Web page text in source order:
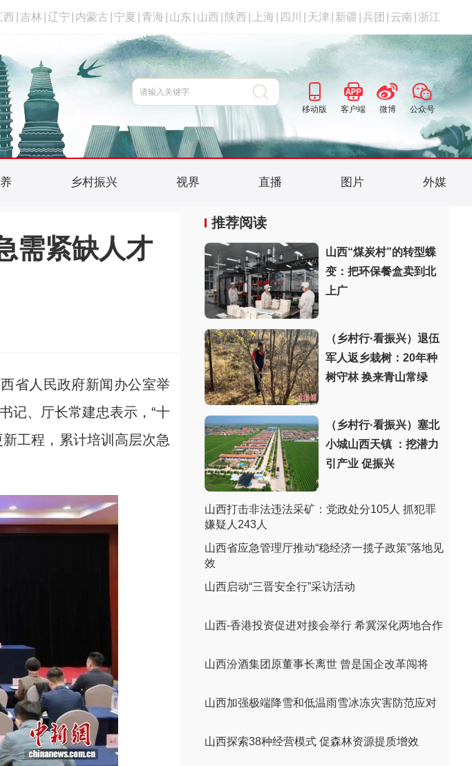
西 吉林 辽宁 内蒙古 宁夏 青海 山东 山西 陕西 上海 四川 天津 新疆 兵团 云南 浙江
移动版 客户端 微博 公众号
乡村振兴 视界 直播 图片 外媒
需紧缺人才
省人民政府新闻办公室举
记、厅长常建忠表示，“十
工程，累计培训高层次急
推荐阅读
山西“煤炭村”的转型蝶
变：把环保餐盒卖到北
上广
（乡村行·看振兴）退伍
军人返乡栽树：20年种
树守林 换来青山常绿
（乡村行·看振兴）塞北
小城山西天镇 ：挖潜力
引产业 促振兴
山西打击非法违法采矿：党政处分105人 抓犯罪
嫌疑人243人
山西省应急管理厅推动“稳经济一揽子政策”落地见
效
山西启动“三晋安全行”采访活动
山西-香港投资促进对接会举行 希冀深化两地合作
山西汾酒集团原董事长离世 曾是国企改革闯将
山西加强极端降雪和低温雨雪冰冻灾害防范应对
山西探索38种经营模式 促森林资源提质增效